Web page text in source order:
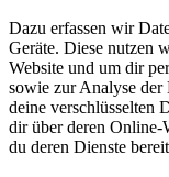
Dazu erfassen wir
Geräte. Diese nutzen
Website und um dir
sowie zur Analyse
deine verschlüsselten
dir über deren Online-
du deren Dienste